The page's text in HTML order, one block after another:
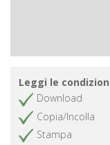
Leggi le
Download
Copia/Incolla
Stampa